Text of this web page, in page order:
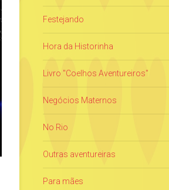
Festejando
Hora da Historinha
Livro "Coelhos Aventureiros"
Negócios Maternos
No Rio
Outras aventureiras
Para mães